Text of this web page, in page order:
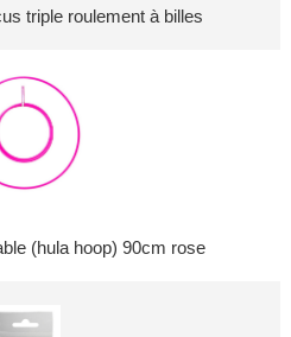
triple roulement à billes
(hula hoop) 90cm rose